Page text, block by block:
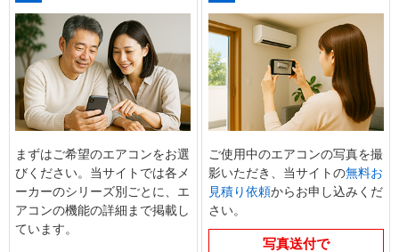
まずはご希望のエアコンをお選
びください。当サイトでは各メ
ーカーのシリーズ別ごとに、エ
アコンの機能の詳細まで掲載し
ています。
ご使用中のエアコンの写真を撮
影いただき、当サイトの無料お
見積り依頼からお申し込みくだ
さい。
写真送付で